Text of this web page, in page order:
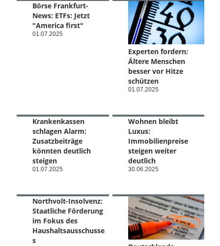
Börse Frankfurt-
News: ETFs: Jetzt
"America first"
01.07.2025
Experten fordern:
Ältere Menschen
besser vor Hitze
schützen
01.07.2025
Krankenkassen
schlagen Alarm:
Zusatzbeiträge
könnten deutlich
steigen
01.07.2025
Wohnen bleibt
Luxus:
Immobilienpreise
steigen weiter
deutlich
30.06.2025
Northvolt-Insolvenz:
Staatliche Förderung
im Fokus des
Haushaltsausschusse
s